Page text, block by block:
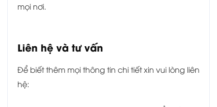
mọi nơi.
Liên hệ và tư vấn
Để biết thêm mọi thông tin chi tiết xin vui lòng liên
hệ: